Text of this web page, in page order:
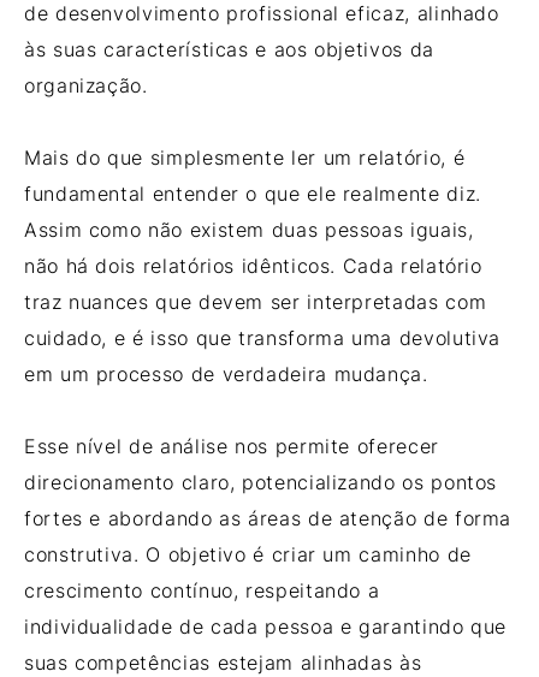
de desenvolvimento profissional eficaz, alinhado
às suas características e aos objetivos da
organização.
Mais do que simplesmente ler um relatório, é
fundamental entender o que ele realmente diz.
Assim como não existem duas pessoas iguais,
não há dois relatórios idênticos. Cada relatório
traz nuances que devem ser interpretadas com
cuidado, e é isso que transforma uma devolutiva
em um processo de verdadeira mudança.
Esse nível de análise nos permite oferecer
direcionamento claro, potencializando os pontos
fortes e abordando as áreas de atenção de forma
construtiva. O objetivo é criar um caminho de
crescimento contínuo, respeitando a
individualidade de cada pessoa e garantindo que
suas competências estejam alinhadas às